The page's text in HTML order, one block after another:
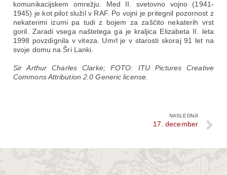
komunikacijskem omrežju. Med II. svetovno vojno (1941-
1945) je kot pilot služil v RAF. Po vojni je pritegnil pozornost z
nekaterimi izumi pa tudi z bojem za zaščito nekaterih vrst
goril. Zaradi vsega naštetega ga je kraljica Elizabeta II. leta
1998 povzdignila v viteza. Umrl je v starosti skoraj 91 let na
svoje domu na Šri Lanki.
Sir Arthur Charles Clarke; FOTO: ITU Pictures Creative
Commons Attribution 2.0 Generic license.
NASLEDNJI
17. december